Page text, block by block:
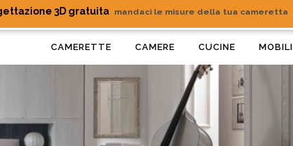
CAMERETTE CAMERE CUCINE MOBILI
3D gratuita mandaci le misure della tua cameretta